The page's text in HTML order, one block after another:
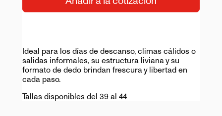
Ideal para los días de descanso, climas cálidos o
salidas informales, su estructura liviana y su
formato de dedo brindan frescura y libertad en
cada paso.
Tallas disponibles del 39 al 44